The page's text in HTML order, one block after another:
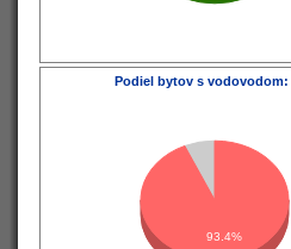
Podiel bytov s vodovodom:
93.4%